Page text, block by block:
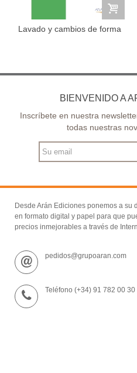
Lavado y cambios de forma
BIENVENIDO A
Inscríbete en nuestra
todas nuestras
Desde Arán Ediciones ponemos a
en formato digital y papel para que
precios inmejorables a través de
pedidos@grupoaran.com
Teléfono (+34) 91 782 00 30